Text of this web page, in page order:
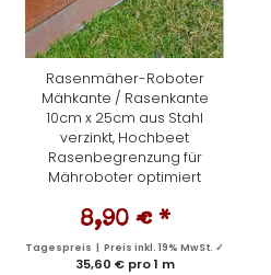
Rasenmäher-Roboter
Mähkante / Rasenkante
10cm x 25cm aus Stahl
verzinkt, Hochbeet
Rasenbegrenzung für
Mähroboter optimiert
8,90 € *
Tagespreis | Preis inkl. 19% MwSt. ✓
35,60 € pro 1 m